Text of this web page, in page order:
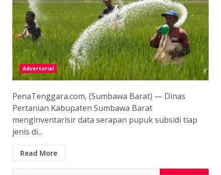
Advertorial
PenaTenggara.com, (Sumbawa Barat) — Dinas
Pertanian Kabupaten Sumbawa Barat
menginventarisir data serapan pupuk subsidi tiap
jenis di...
Read More